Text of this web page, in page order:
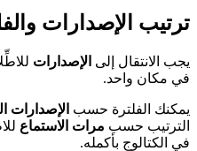
ترتيب الإصدارات
يجب الانتقال إلى الإصدارات
في مكان واحد.
يمكنك الفلترة حسب الإصدارات
الترتيب حسب مرات الاستماع
في الكتالوج بأكمله.